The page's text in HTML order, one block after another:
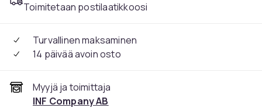
Toimitetaan postilaatikkoosi
Turvallinen maksaminen
14 päivää avoin osto
Myyjä ja toimittaja
INF Company AB